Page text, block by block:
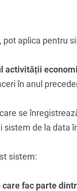
aplica pentru
activității
în anul
se
sistem de la data
sistem:
fac parte